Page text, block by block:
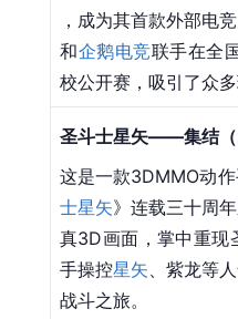
，成为其首款外部电
和企鹅电竞联手在全
校公开赛，吸引了众
圣斗士星矢——集结
这是一款3DMMO动
士星矢》连载三十周
真3D画面，掌中重现
手操控星矢 紫龙等
战斗之旅。